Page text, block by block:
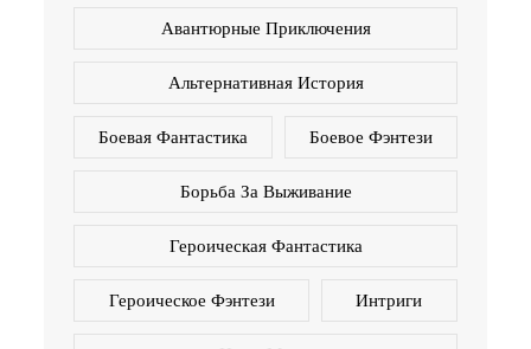
Авантюрные Приключения
Альтернативная История
Боевая Фантастика Боевое Фэнтези
Борьба За Выживание
Героическая Фантастика
Героическое Фэнтези Интриги